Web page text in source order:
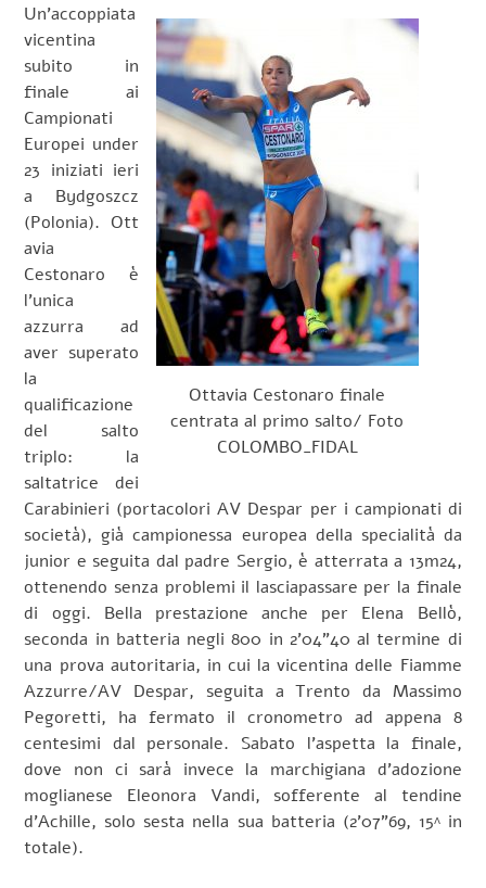
Ottavia Cestonaro finale
centrata al primo salto/ Foto
COLOMBO_FIDAL
Un’accoppiata
vicentina
subito in
finale ai
Campionati
Europei under
23 iniziati ieri
a Bydgoszcz
(Polonia). Ott
avia
Cestonaro è
l’unica
azzurra ad
aver superato
la
qualificazione
del salto
triplo: la
saltatrice dei
Carabinieri (portacolori AV Despar per i campionati di
società), già campionessa europea della specialità da
junior e seguita dal padre Sergio, è atterrata a 13m24,
ottenendo senza problemi il lasciapassare per la finale
di oggi. Bella prestazione anche per Elena Bellò,
seconda in batteria negli 800 in 2’04”40 al termine di
una prova autoritaria, in cui la vicentina delle Fiamme
Azzurre/AV Despar, seguita a Trento da Massimo
Pegoretti, ha fermato il cronometro ad appena 8
centesimi dal personale. Sabato l’aspetta la finale,
dove non ci sarà invece la marchigiana d’adozione
moglianese Eleonora Vandi, sofferente al tendine
d’Achille, solo sesta nella sua batteria (2’07”69, 15^ in
totale).